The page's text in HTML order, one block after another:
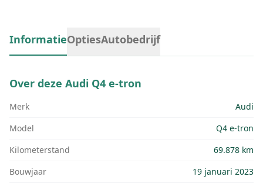
InformatieOptiesAutobedrijf
Over deze Audi Q4 e-tron
Merk
Audi
Model
Q4 e-tron
Kilometerstand
69.878 km
Bouwjaar
19 januari 2023